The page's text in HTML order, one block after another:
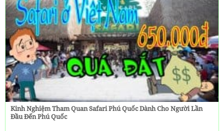
Kinh Nghiệm Tham Quan Safari Phú Quốc Dành Cho Người Lần
Đầu Đến Phú Quốc